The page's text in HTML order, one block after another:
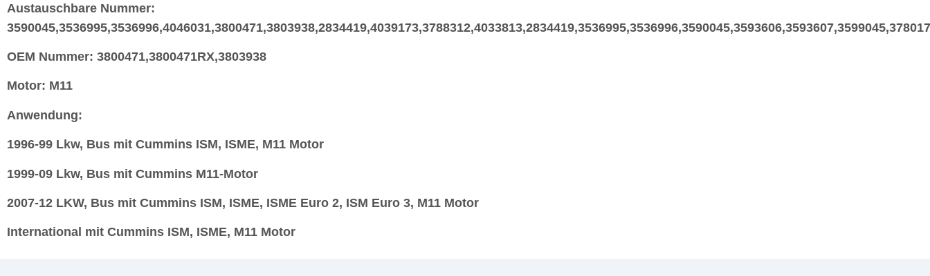
Austauschbare Nummer:
OEM Nummer: 3800471,3800471RX,3803938
Motor: M11
Anwendung:
1996-99 Lkw, Bus mit Cummins ISM, ISME, M11 Motor
1999-09 Lkw, Bus mit Cummins M11-Motor
2007-12 LKW, Bus mit Cummins ISM, ISME, ISME Euro 2, ISM Euro 3, M11 Motor
International mit Cummins ISM, ISME, M11 Motor